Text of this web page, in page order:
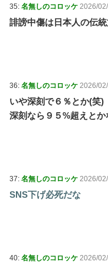
35: 名無しのコロッケ 2026/
誹謗中傷は日本人の伝
36: 名無しのコロッケ 2026/
いや深刻で６％とか(笑)
深刻なら９５%超えと
37: 名無しのコロッケ 2026/
SNS下げ必死だな
40: 名無しのコロッケ 2026/